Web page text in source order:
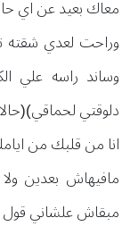
معاك بعيد عن اي
وراحت لعدي شقته
وساند راسه علي
دلوقتي
انا من قلبك من
مافيهاش بعدين
مبقاش علشاني قول